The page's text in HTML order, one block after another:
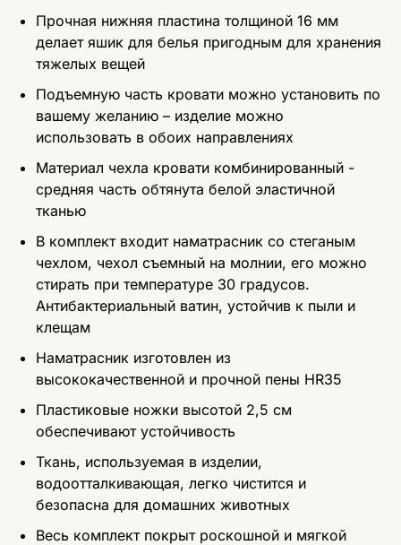
Прочная нижняя пластина толщиной 16 мм
делает яшик для белья пригодным для хранения
тяжелых вещей
Подъемную часть кровати можно установить по
вашему желанию – изделие можно
использовать в обоих направлениях
Материал чехла кровати комбинированный -
средняя часть обтянута белой эластичной
тканью
В комплект входит наматрасник со стеганым
чехлом, чехол съемный на молнии, его можно
стирать при температуре 30 градусов.
Антибактериальный ватин, устойчив к пыли и
клещам
Наматрасник изготовлен из
высококачественной и прочной пены HR35
Пластиковые ножки высотой 2,5 см
обеспечивают устойчивость
Ткань, используемая в изделии,
водоотталкивающая, легко чистится и
безопасна для домашних животных
Весь комплект покрыт роскошной и мягкой